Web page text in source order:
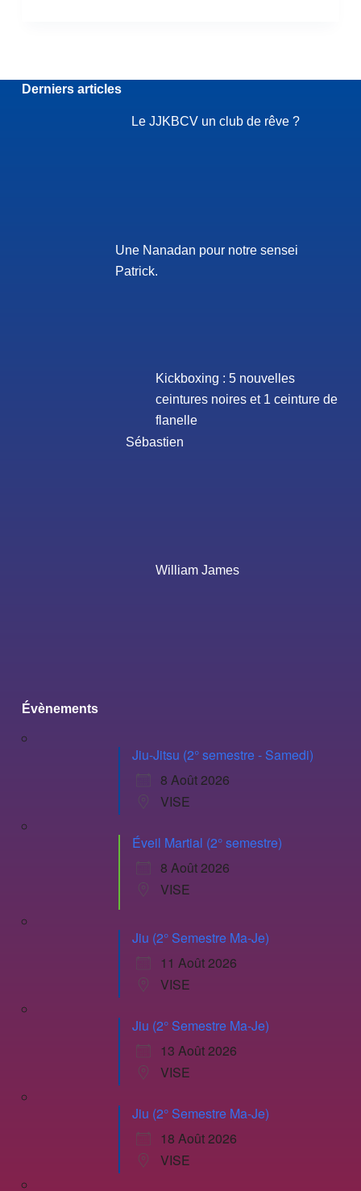
Derniers articles
Le JJKBCV un club de rêve ?
Une Nanadan pour notre sensei
Patrick.
Kickboxing : 5 nouvelles
ceintures noires et 1 ceinture de
flanelle
Sébastien
William James
Évènements
Jiu-Jitsu (2° semestre - Samedi)
8 Août 2026
VISE
Éveil Martial (2° semestre)
8 Août 2026
VISE
Jiu (2° Semestre Ma-Je)
11 Août 2026
VISE
Jiu (2° Semestre Ma-Je)
13 Août 2026
VISE
Jiu (2° Semestre Ma-Je)
18 Août 2026
VISE